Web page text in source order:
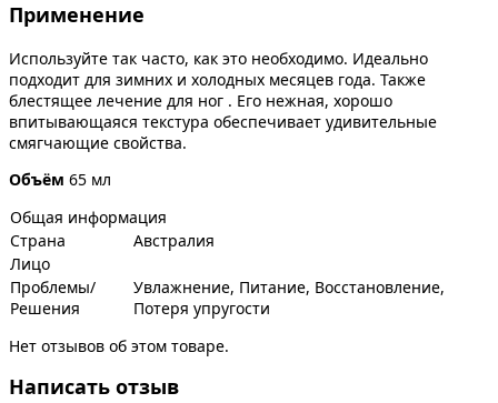
Применение
Используйте так часто, как это необходимо. Идеально
подходит для зимних и холодных месяцев года. Также
блестящее лечение для ног . Его нежная, хорошо
впитывающаяся текстура обеспечивает удивительные
смягчающие свойства.
Объём 65 мл
Общая информация
Страна
Австралия
Лицо
Проблемы/
Решения
Увлажнение, Питание, Восстановление,
Потеря упругости
Нет отзывов об этом товаре.
Написать отзыв